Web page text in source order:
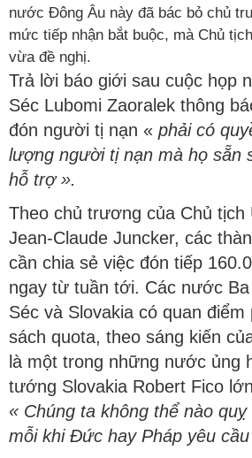
nước Đông Âu này đã bác bỏ chủ
mức tiếp nhận bắt buộc, mà Chủ
vừa đề nghị.
Trả lời báo giới sau cuộc họp
Séc Lubomi Zaoralek thông
đón người tị nạn « phải có
lượng người tị nạn mà họ sẵn
hỗ trợ ».
Theo chủ trương của Chủ tịch
Jean-Claude Juncker, các
cần chia sẻ việc đón tiếp
ngay từ tuần tới. Các nước Ba
Séc và Slovakia có quan điểm
sách quota, theo sáng kiến
là một trong những nước ủng
tướng Slovakia Robert Fico
« Chúng ta không thể nào
mỗi khi Đức hay Pháp yêu cầu